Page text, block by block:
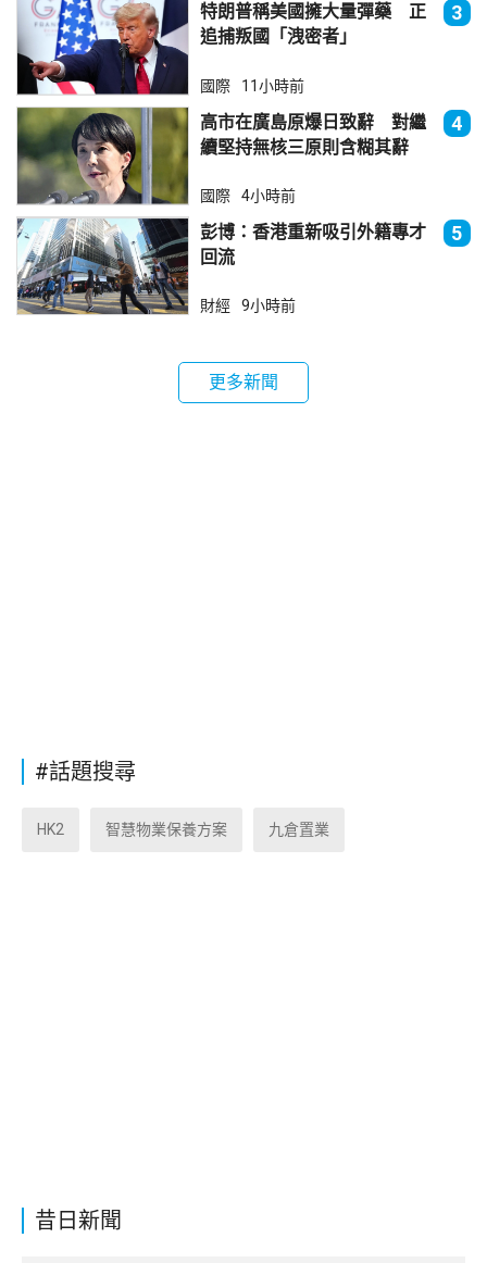
昔日新聞
特朗普稱美國擁大量彈藥 正
追捕叛國「洩密者」
3
國際 11小時前
高市在廣島原爆日致辭 對繼
續堅持無核三原則含糊其辭
4
國際 4小時前
彭博：香港重新吸引外籍專才
回流
5
財經 9小時前
更多新聞
#話題搜尋
HK2 智慧物業保養方案 九倉置業